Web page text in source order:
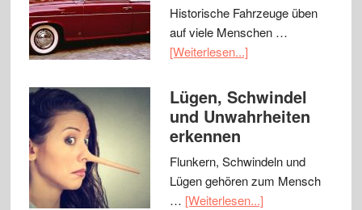
Historische Fahrzeuge üben
auf viele Menschen …
[Weiterlesen...]
Lügen, Schwindel
und Unwahrheiten
erkennen
Flunkern, Schwindeln und
Lügen gehören zum Mensch
… [Weiterlesen...]